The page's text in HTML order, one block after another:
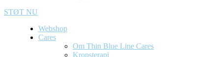
STØT NU
Webshop
Cares
Om Thin Blue Line Cares
Kropsterapi